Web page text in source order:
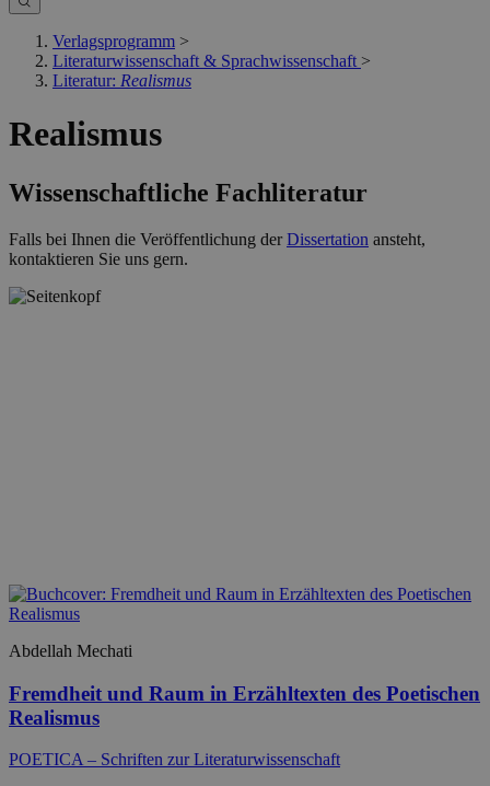
Verlagsprogramm >
Literaturwissenschaft & Sprachwissenschaft >
Literatur: Realismus
Realismus
Wissenschaftliche Fachliteratur
Falls bei Ihnen die Veröffentlichung derDissertation ansteht,
kontaktieren Sie uns gern.
Abdellah Mechati
Fremdheit und Raum in Erzähltexten des Poetischen
Realismus
POETICA – Schriften zur Literaturwissenschaft